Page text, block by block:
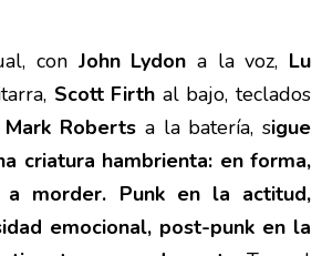
con John Lydon a la voz, Lu
Scott Firth al bajo, teclados
Mark Roberts a la batería, sigue
criatura hambrienta: en forma,
a morder. Punk en la actitud,
emocional, post-punk en la